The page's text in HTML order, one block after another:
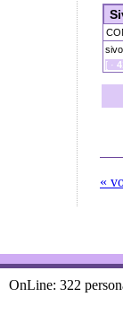
[ ·
«
OnLine: 322